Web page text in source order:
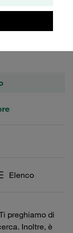
di
Elenco
preghiamo di
Inoltre, è